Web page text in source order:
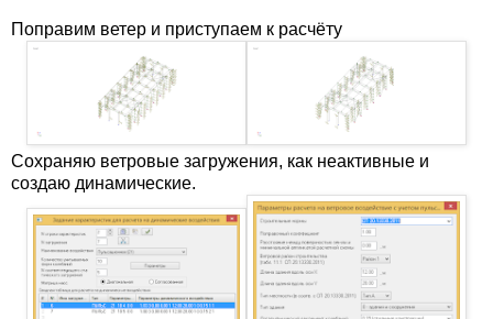
Поправим ветер и приступаем к расчёту
Сохраняю ветровые загружения, как неактивные и
создаю динамические.